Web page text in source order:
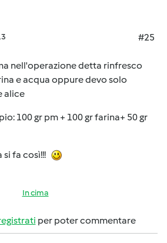
#25
nell'operazione detta rinfresco
e acqua oppure devo solo
alice
100 gr pm + 100 gr farina+ 50 gr
fa così!!!
In cima
per poter commentare